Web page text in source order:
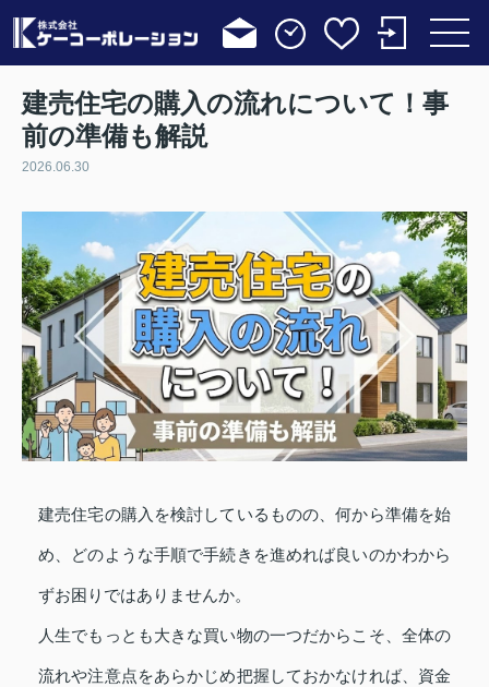
建売住宅の購入の流れについて！事
前の準備も解説
2026.06.30
建売住宅の購入を検討しているものの、何から準備を始
め、どのような手順で手続きを進めれば良いのかわから
ずお困りではありませんか。
人生でもっとも大きな買い物の一つだからこそ、全体の
流れや注意点をあらかじめ把握しておかなければ、資金